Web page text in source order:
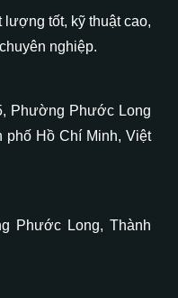
tốt, kỹ thuật cao,
nghiệp.
Phường Phước Long
phố Hồ Chí Minh, Việt
Phước Long, Thành